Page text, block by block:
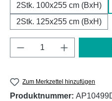
2Stk. 100x255 cm (BxH)
2Stk. 125x255 cm (BxH)
Produkt Anzahl:
Zum Merkzettel hinzufügen
Produktnummer: